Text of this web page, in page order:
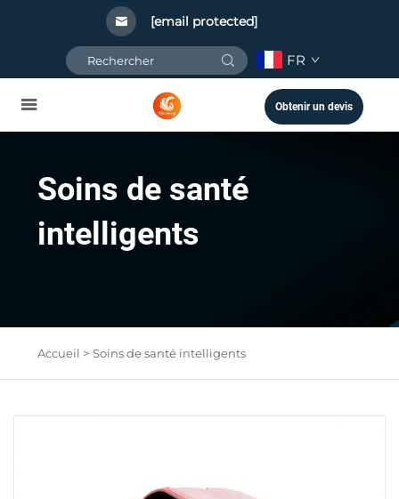
[email protected]
FR
Obtenir un devis
Soins de santé
intelligents
Accueil > Soins de santé intelligents